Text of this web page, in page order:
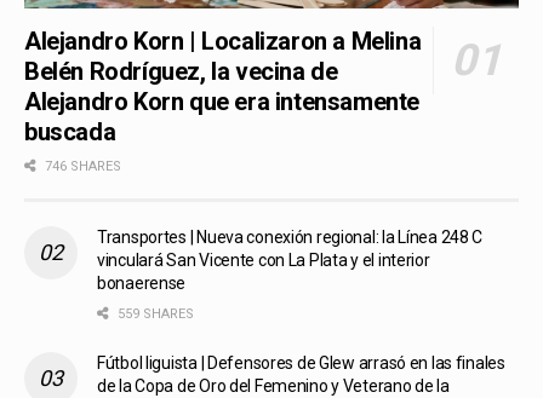
Alejandro Korn | Localizaron a Melina
Belén Rodríguez, la vecina de
Alejandro Korn que era intensamente
buscada
746 SHARES
Transportes | Nueva conexión regional: la Línea 248 C
vinculará San Vicente con La Plata y el interior
bonaerense
559 SHARES
Fútbol liguista | Defensores de Glew arrasó en las finales
de la Copa de Oro del Femenino y Veterano de la